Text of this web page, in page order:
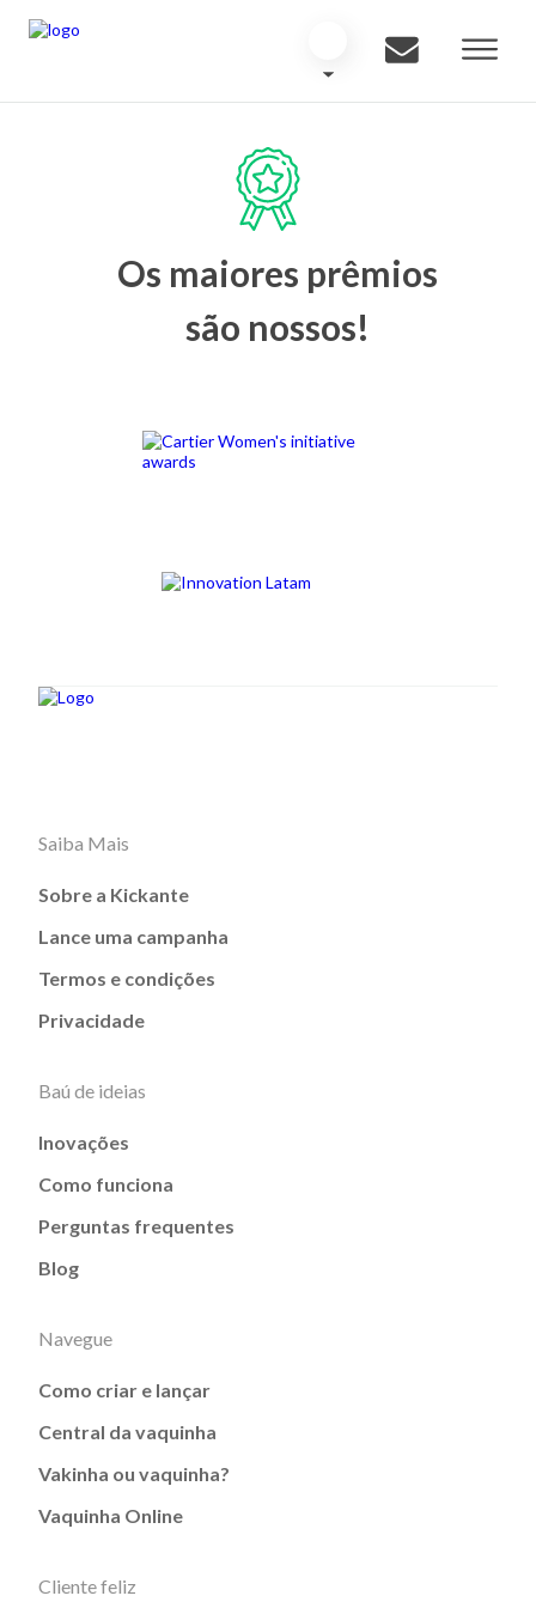
Os maiores prêmios
são nossos!
Saiba Mais
Sobre a Kickante
Lance uma campanha
Termos e condições
Privacidade
Baú de ideias
Inovações
Como funciona
Perguntas frequentes
Blog
Navegue
Como criar e lançar
Central da vaquinha
Vakinha ou vaquinha?
Vaquinha Online
Cliente feliz